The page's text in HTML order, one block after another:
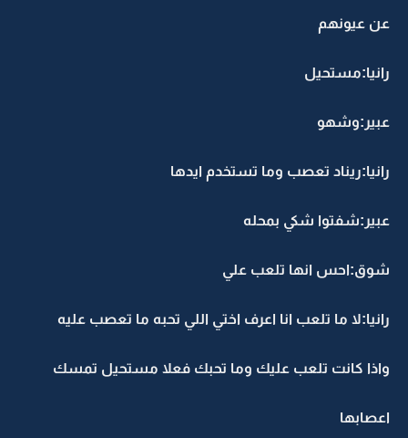
عن عيونهم
رانيا:مستحيل
عبير:وشهو
رانيا:ريناد تعصب وما تستخدم ايدها
عبير:شفتوا شكي بمحله
شوق:احس انها تلعب علي
رانيا:لا ما تلعب انا اعرف اختي اللي تحبه ما تعصب عليه
واذا كانت تلعب عليك وما تحبك فعلا مستحيل تمسك
اعصابها